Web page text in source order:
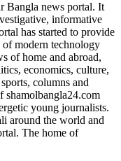
Bangla news portal. It
informative
has started to provide
modern technology
of home and abroad,
economics, culture,
columns and
shamolbangla24.com
young journalists.
around the world and
The home of